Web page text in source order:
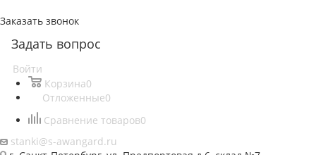
Заказать звонок
Задать вопрос
Войти
Корзина0
Отложенные0
Сравнение товаров0
stanki@s-awangard.ru